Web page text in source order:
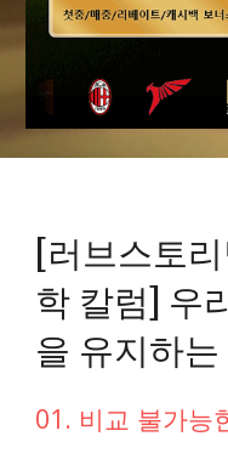
[러브스토
학 칼럼] 우
을 유지하
01. 비교 불가능